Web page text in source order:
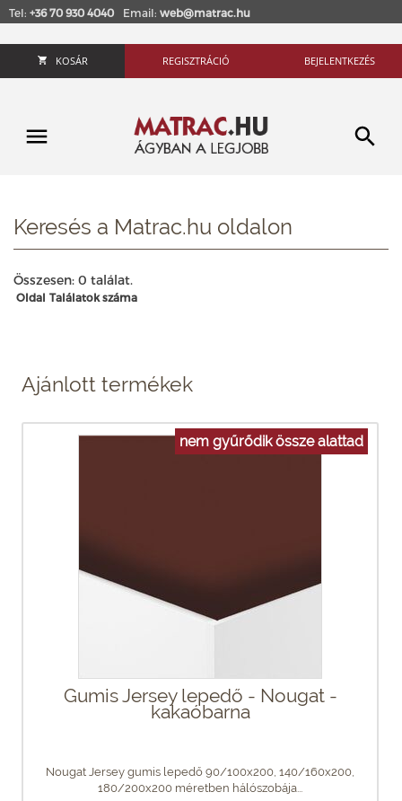
Tel: +36 70 930 4040 Email: web@matrac.hu
KOSÁR REGISZTRÁCIÓ BEJELENTKEZÉS
Keresés a Matrac.hu oldalon
Összesen: 0 találat.
Oldal Találatok száma
Ajánlott termékek
nem gyűrődik össze alattad
Gumis Jersey lepedő - Nougat -
kakaóbarna
Nougat Jersey gumis lepedő 90/100x200, 140/160x200,
180/200x200 méretben hálószobája...